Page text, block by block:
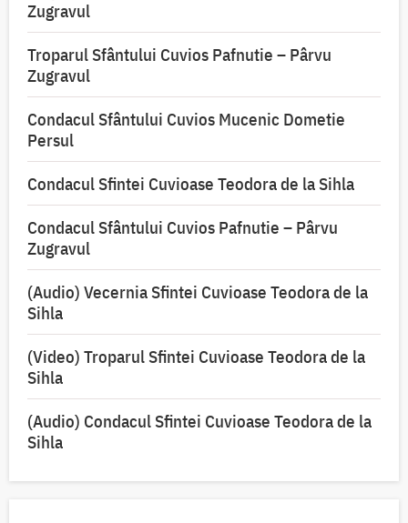
Zugravul
Troparul Sfântului Cuvios Pafnutie – Pârvu
Zugravul
Condacul Sfântului Cuvios Mucenic Dometie
Persul
Condacul Sfintei Cuvioase Teodora de la Sihla
Condacul Sfântului Cuvios Pafnutie – Pârvu
Zugravul
(Audio) Vecernia Sfintei Cuvioase Teodora de la
Sihla
(Video) Troparul Sfintei Cuvioase Teodora de la
Sihla
(Audio) Condacul Sfintei Cuvioase Teodora de la
Sihla